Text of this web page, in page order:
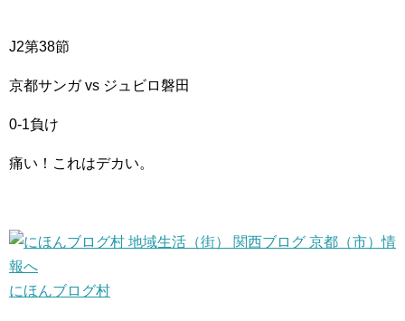
J2第38節
京都サンガ vs ジュビロ磐田
0-1負け
痛い！これはデカい。
にほんブログ村